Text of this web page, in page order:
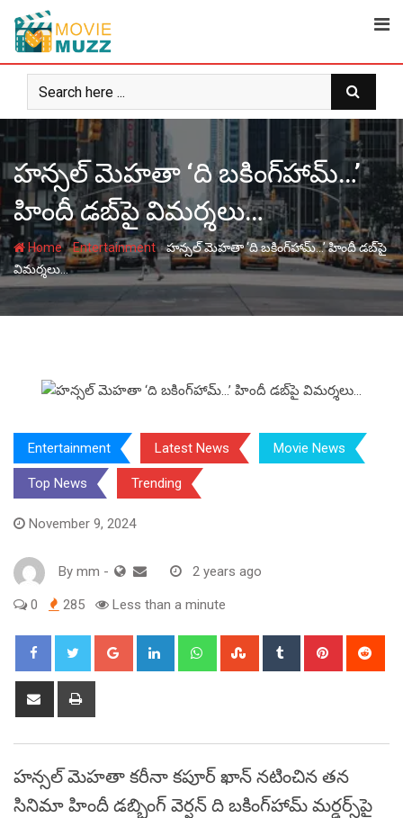
content
హన్సల్ మెహతా ‘ది బకింగ్‌హామ్…’
హిందీ డబ్‌పై విమర్శలు…
Home-Entertainment-హన్సల్ మెహతా ‘ది బకింగ్‌హామ్…’ హిందీ డబ్‌పై
విమర్శలు…
Entertainment Latest News Movie News
Top News Trending
November 9, 2024
By mm - 2 years ago
0 285 Less than a minute
Google+ LinkedIn WhatsappStumbleUpon
Tumblr Pinterest
Share
హన్సల్ మెహతా కరీనా కపూర్ ఖాన్ నటించిన తన
సినిమా హిందీ డబ్బింగ్ వెర్షన్ ది బకింగ్‌హామ్ మర్డర్స్‌పై